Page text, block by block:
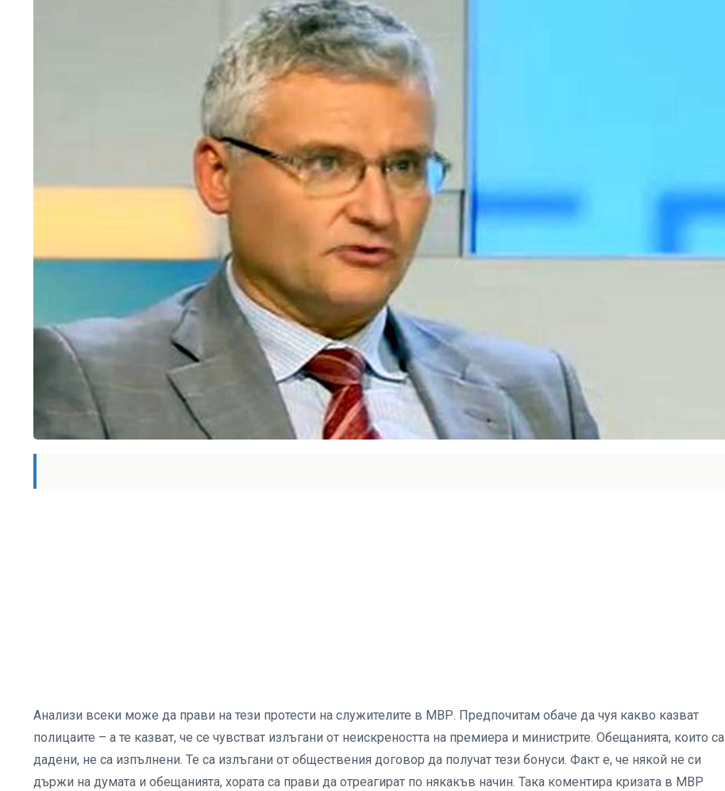
Анализи всеки може да прави на тези протести на служителите в МВР. Предпочитам обаче да чуя какво казват
полицаите – а те казват, че се чувстват излъгани от неискреността на премиера и министрите. Обещанията, които са
дадени, не са изпълнени. Те са излъгани от обществения договор да получат тези бонуси. Факт е, че някой не си
държи на думата и обещанията, хората са прави да отреагират по някакъв начин. Така коментира кризата в МВР